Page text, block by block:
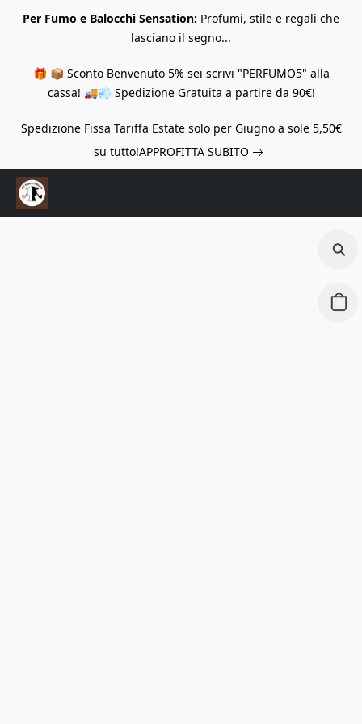
Per Fumo e Balocchi Sensation: Profumi, stile e regali che
lasciano il segno...
🎁 📦 Sconto Benvenuto 5% sei scrivi "PERFUMO5" alla
cassa! 🚚💨 Spedizione Gratuita a partire da 90€!
Spedizione Fissa Tariffa Estate solo per Giugno a sole 5,50€
su tutto!APPROFITTA SUBITO